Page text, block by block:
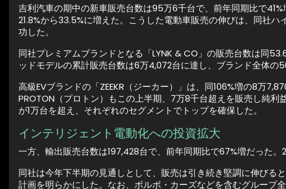
吉利汽車の期中の新車販売台数は95万6千台で、前年同期比で
21.8%から33.5%に増えた。こうした電動車販売の伸びは、同社
功した。
同社プレミアムブランドとなる「LYNK & CO」の販売台数は同
ッドモデルの累計販売台数は6万4,072台に達し、ブランド全体の
高級EVブランドの「ZEEKR（ジーカー）」は、同106%増の8万
PROTON（プロトン）もこの上半期、7万8千台超えを販売し純
が1万台を超え、それぞれのセグメントでトップを確保した。
インテリジェント電動化への投資拡大
一方、輸出販売台数は197,428台で、前年同期比で67%増だった
同社は今年下半期の見通しとして、販売は引き続き堅調に伸び
計画を明らかにした。なお、ボルボ・カーズなどを含むグループ